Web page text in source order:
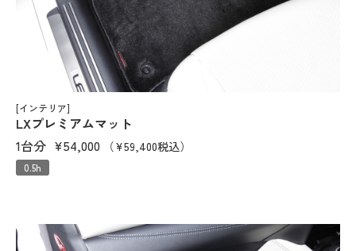
[インテリア]
LXプレミアムマット
1台分 ¥54,000 （¥59,400税込）
0.5h